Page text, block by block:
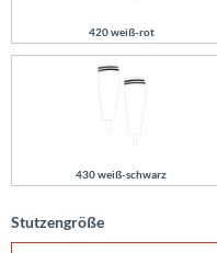
420 weiß-rot
430 weiß-schwarz
Stutzengröße